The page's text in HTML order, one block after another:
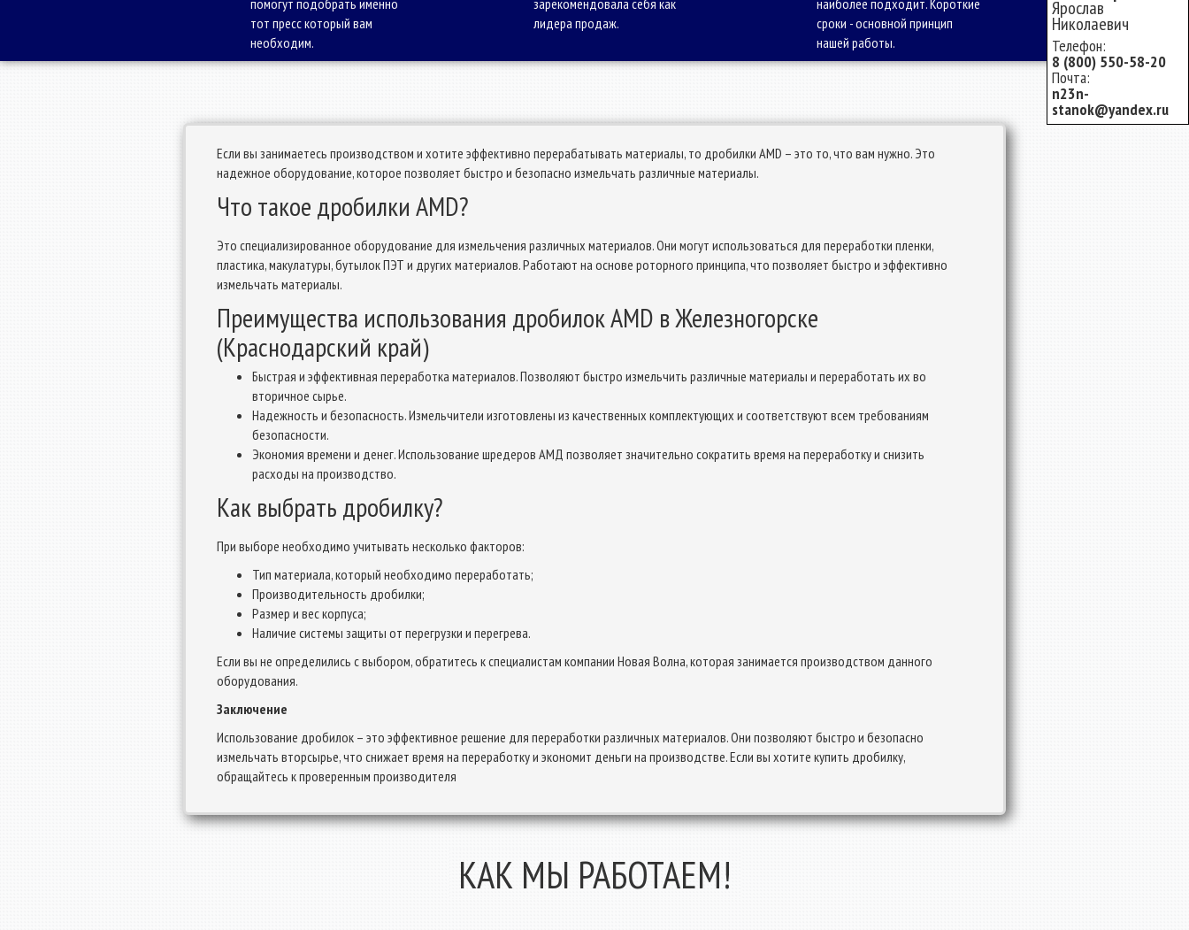
Ярослав
Николаевич
Телефон:
8 (800) 550-58-20
Почта:
n23n-
stanok@yandex.ru
тот пресс который вам
необходим.
лидера продаж.
сроки - основной принцип
нашей работы.
Если вы занимаетесь производством и хотите эффективно перерабатывать материалы, то дробилки AMD – это то, что вам нужно. Это
надежное оборудование, которое позволяет быстро и безопасно измельчать различные материалы.
Что такое дробилки AMD?
Это специализированное оборудование для измельчения различных материалов. Они могут использоваться для переработки пленки,
пластика, макулатуры, бутылок ПЭТ и других материалов. Работают на основе роторного принципа, что позволяет быстро и эффективно
измельчать материалы.
Преимущества использования дробилок AMD в Железногорске
(Краснодарский край)
Быстрая и эффективная переработка материалов. Позволяют быстро измельчить различные материалы и переработать их во
вторичное сырье.
Надежность и безопасность. Измельчители изготовлены из качественных комплектующих и соответствуют всем требованиям
безопасности.
Экономия времени и денег. Использование шредеров АМД позволяет значительно сократить время на переработку и снизить
расходы на производство.
Как выбрать дробилку?
При выборе необходимо учитывать несколько факторов:
Тип материала, который необходимо переработать;
Производительность дробилки;
Размер и вес корпуса;
Наличие системы защиты от перегрузки и перегрева.
Если вы не определились с выбором, обратитесь к специалистам компании Новая Волна, которая занимается производством данного
оборудования.
Заключение
Использование дробилок – это эффективное решение для переработки различных материалов. Они позволяют быстро и безопасно
измельчать вторсырье, что снижает время на переработку и экономит деньги на производстве. Если вы хотите купить дробилку,
обращайтесь к проверенным производителя
КАК МЫ РАБОТАЕМ!